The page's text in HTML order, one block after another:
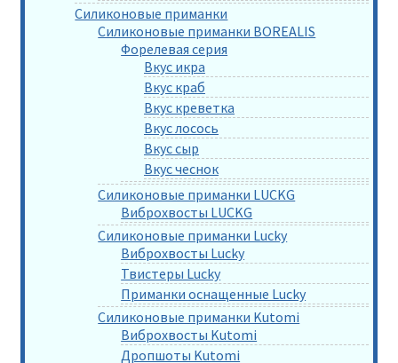
Силиконовые приманки
Силиконовые приманки BOREALIS
Форелевая серия
Вкус икра
Вкус краб
Вкус креветка
Вкус лосось
Вкус сыр
Вкус чеснок
Силиконовые приманки LUCKG
Виброхвосты LUCKG
Силиконовые приманки Lucky
Виброхвосты Lucky
Твистеры Lucky
Приманки оснащенные Lucky
Силиконовые приманки Kutomi
Виброхвосты Kutomi
Дропшоты Kutomi